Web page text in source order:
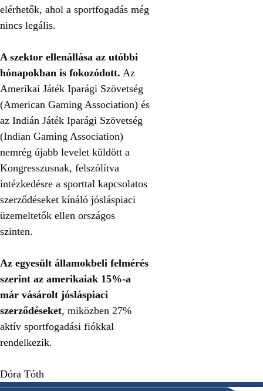
elérhetők, ahol a sportfogadás még
nincs legális.
A szektor ellenállása az utóbbi
hónapokban is fokozódott. Az
Amerikai Játék Iparági Szövetség
(American Gaming Association) és
az Indián Játék Iparági Szövetség
(Indian Gaming Association)
nemrég újabb levelet küldött a
Kongresszusnak, felszólítva
intézkedésre a sporttal kapcsolatos
szerződéseket kínáló jósláspiaci
üzemeltetők ellen országos
szinten.
Az egyesült államokbeli felmérés
szerint az amerikaiak 15%-a
már vásárolt jósláspiaci
szerződéseket, miközben 27%
aktív sportfogadási fiókkal
rendelkezik.
Dóra Tóth